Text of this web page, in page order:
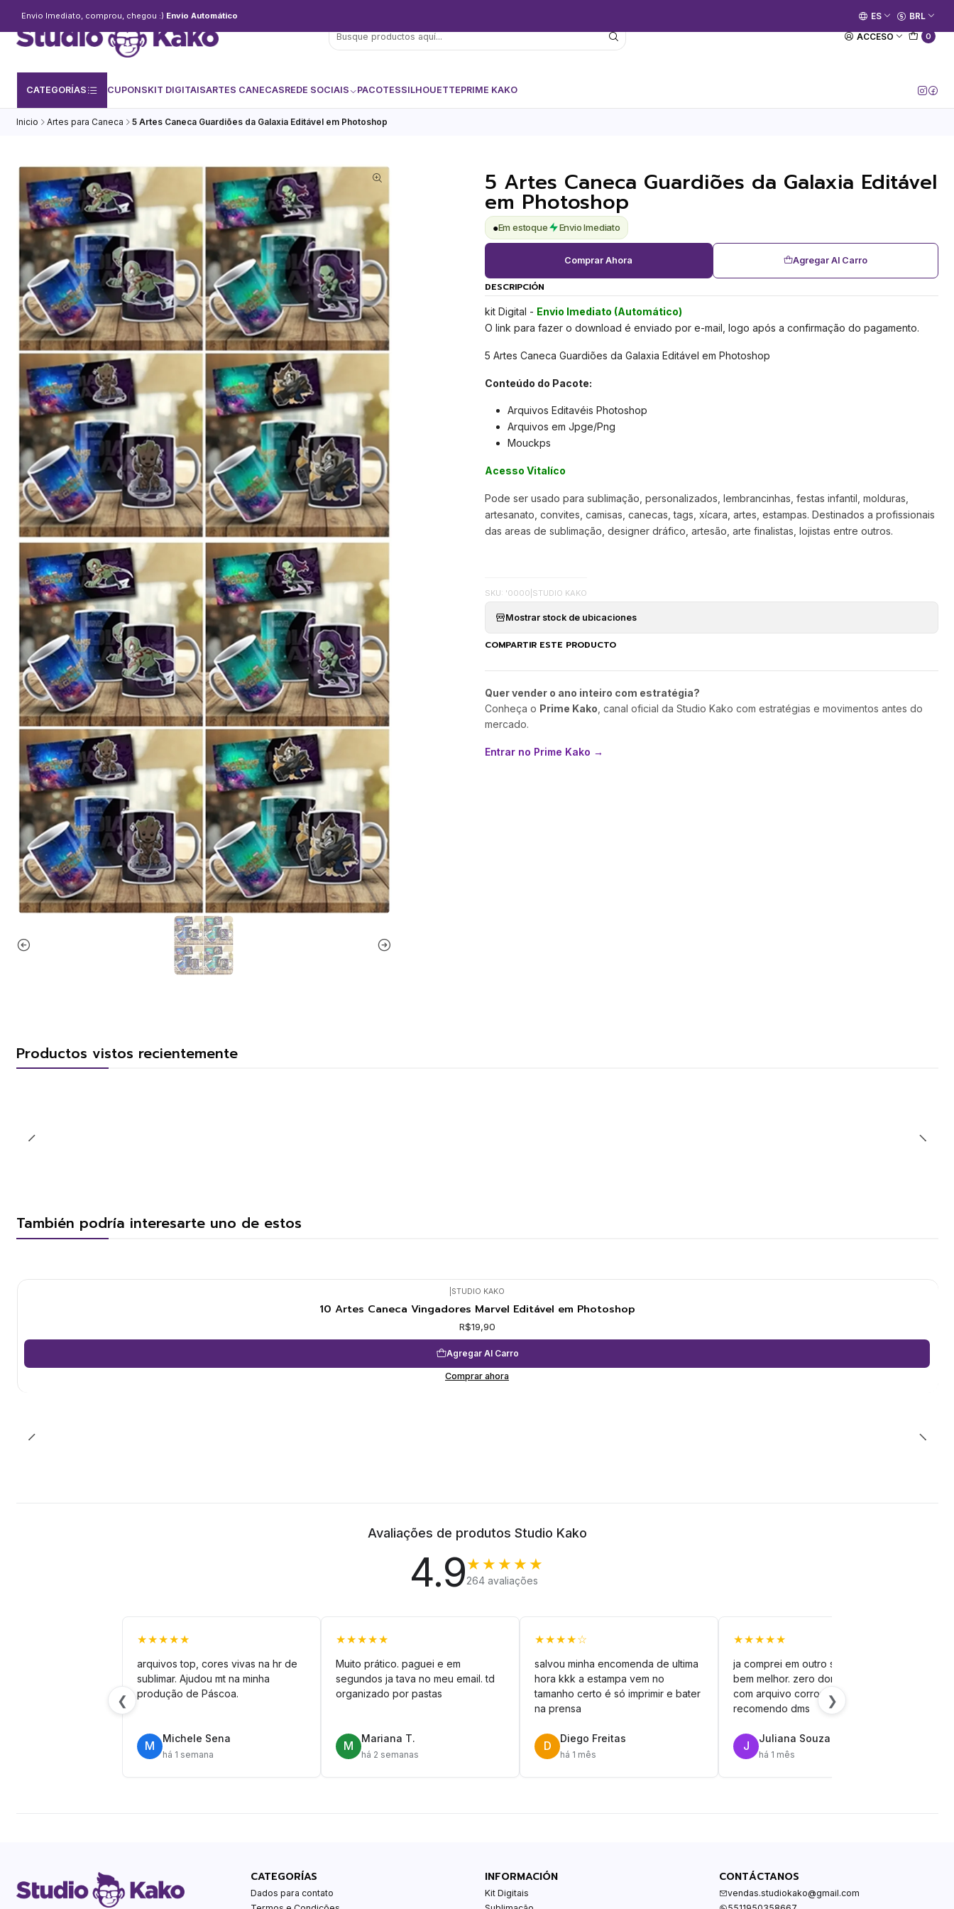
ACCESO 0
CATEGORÍAS CUPONSKIT DIGITAISARTES CANECASREDE SOCIAIS PACOTESSILHOUETTEPRIME KAKO
Envio Imediato, comprou, chegou :) Envio Automático [Entrar no Canal]
ES BRL
Inicio Artes para Caneca 5 Artes Caneca Guardiões da Galaxia Editável em Photoshop
5 Artes Caneca Guardiões da Galaxia Editável
em Photoshop
●Em estoque Envio Imediato
Agregar Al Carro
Comprar Ahora
DESCRIPCIÓN
kit Digital - Envio Imediato (Automático)
O link para fazer o download é enviado por e-mail, logo após a confirmação do pagamento.
5 Artes Caneca Guardiões da Galaxia Editável em Photoshop
Conteúdo do Pacote:
Arquivos Editavéis Photoshop
Arquivos em Jpge/Png
Mouckps
Acesso Vitalíco
Pode ser usado para sublimação, personalizados, lembrancinhas, festas infantil, molduras,
artesanato, convites, camisas, canecas, tags, xícara, artes, estampas. Destinados a profissionais
das areas de sublimação, designer dráfico, artesão, arte finalistas, lojistas entre outros.
SKU: '0000 STUDIO KAKO
Mostrar stock de ubicaciones
COMPARTIR ESTE PRODUCTO
Quer vender o ano inteiro com estratégia?
Conheça o Prime Kako , canal oficial da Studio Kako com estratégias e movimentos antes do
mercado.
Entrar no Prime Kako →
Productos vistos recientemente
También podría interesarte uno de estos
STUDIO KAKO
10 Artes Caneca Vingadores Marvel Editável em Photoshop
R$19,90
Agregar Al Carro
Comprar ahora
Avaliações de produtos Studio Kako
4.9★★★★★
264 avaliações
❮
★★★★★
arquivos top, cores vivas na hr de
sublimar. Ajudou mt na minha
produção de Páscoa.
M
Michele Sena
há 1 semana
★★★★★
Muito prático. paguei e em
segundos ja tava no meu email. td
organizado por pastas
M
Mariana T.
há 2 semanas
★★★★☆
salvou minha encomenda de ultima
hora kkk a estampa vem no
tamanho certo é só imprimir e bater
na prensa
D
Diego Freitas
há 1 mês
★★★★★
ja comprei em outro site mas esse é
bem melhor. zero dor de cabeça
com arquivo corrompido.
recomendo dms
J
Juliana Souza
há 1 mês
❯
CATEGORÍAS
Dados para contato
INFORMACIÓN
Kit Digitais
CONTÁCTANOS
vendas.studiokako@gmail.com